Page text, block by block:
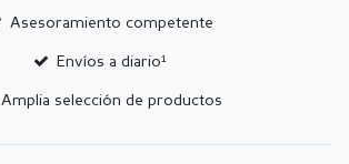
Asesoramiento competente
Envíos a diario¹
Amplia selección de productos